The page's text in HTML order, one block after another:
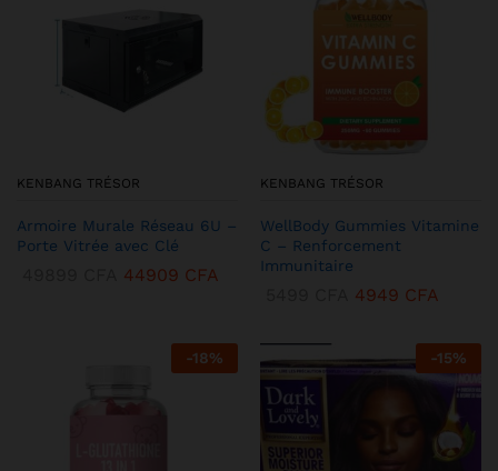
KENBANG TRÉSOR
Armoire Murale Réseau 6U –
Porte Vitrée avec Clé
44909 CFA
KENBANG TRÉSOR
WellBody Gummies Vitamine
C – Renforcement
Immunitaire
4949 CFA
-18% -15%